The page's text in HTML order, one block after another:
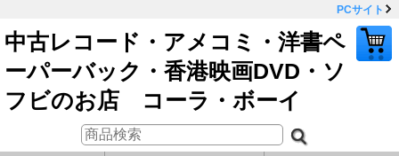
PCサイト
中古レコード・アメコミ・洋書ペ
ーパーバック・香港映画DVD・ソ
フビのお店 コーラ・ボーイ